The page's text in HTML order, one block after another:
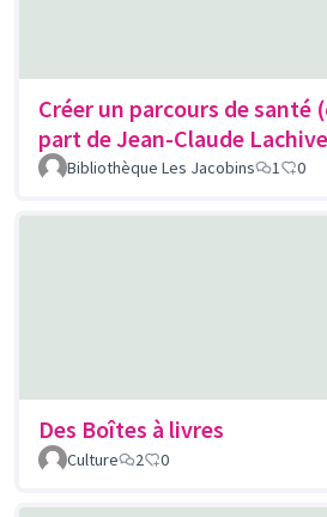
Créer un parcours de santé
part de Jean-Claude
Bibliothèque Les Jacobins 1 0
Des Boîtes à livres
Culture
2 0